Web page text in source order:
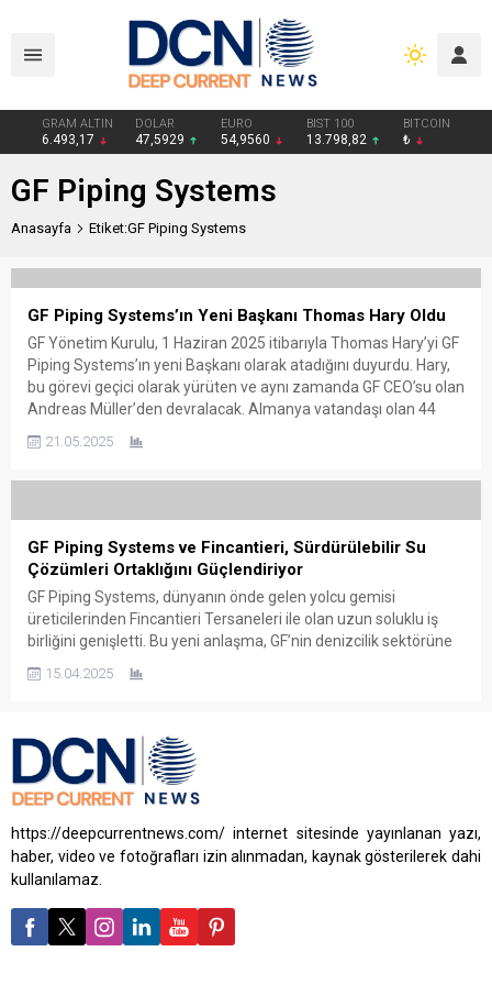
GRAM ALTIN
6.493,17
DOLAR
47,5929
EURO
54,9560
BIST 100
13.798,82
BITCOIN
₺
GF Piping Systems
Anasayfa Etiket:GF Piping Systems
GF Piping Systems’ın Yeni Başkanı Thomas Hary Oldu
GF Yönetim Kurulu, 1 Haziran 2025 itibarıyla Thomas Hary’yi GF
Piping Systems’ın yeni Başkanı olarak atadığını duyurdu. Hary,
bu görevi geçici olarak yürüten ve aynı zamanda GF CEO’su olan
Andreas Müller’den devralacak. Almanya vatandaşı olan 44
bu yana şirketin farklı kademelerinde çeşitli...
21.05.2025
GF Piping Systems ve Fincantieri, Sürdürülebilir Su
Çözümleri Ortaklığını Güçlendiriyor
GF Piping Systems, dünyanın önde gelen yolcu gemisi
üreticilerinden Fincantieri Tersaneleri ile olan uzun soluklu iş
birliğini genişletti. Bu yeni anlaşma, GF’nin denizcilik sektörüne
liderliğini pekiştiriyor. GF Piping Systems, 20 yılı aşkın süredir
15.04.2025
https://deepcurrentnews.com/ internet sitesinde yayınlanan yazı,
haber, video ve fotoğrafları izin alınmadan, kaynak gösterilerek dahi
kullanılamaz.